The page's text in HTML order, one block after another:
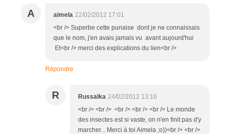
A aimela 22/02/2012 17:01
<br /> Superbe cette punaise dont je ne connaissais
que le nom, j'en avais jamais vu avant aujourd'hui
Et<br /> merci des explications du lien<br />
Répondre
R Russalka 24/02/2012 13:16
<br /> <br /> <br /> <br /> <br /> Le monde
des insectes est si vaste, on n'en finit pas d'y
marcher... Merci à toi Aimela ;o))<br /> <br />